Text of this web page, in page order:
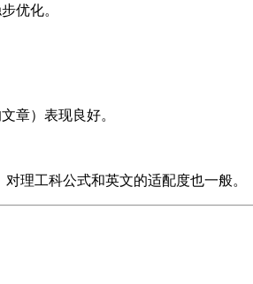
优化。
章）表现良好。
理工科公式和英文的适配度也一般。